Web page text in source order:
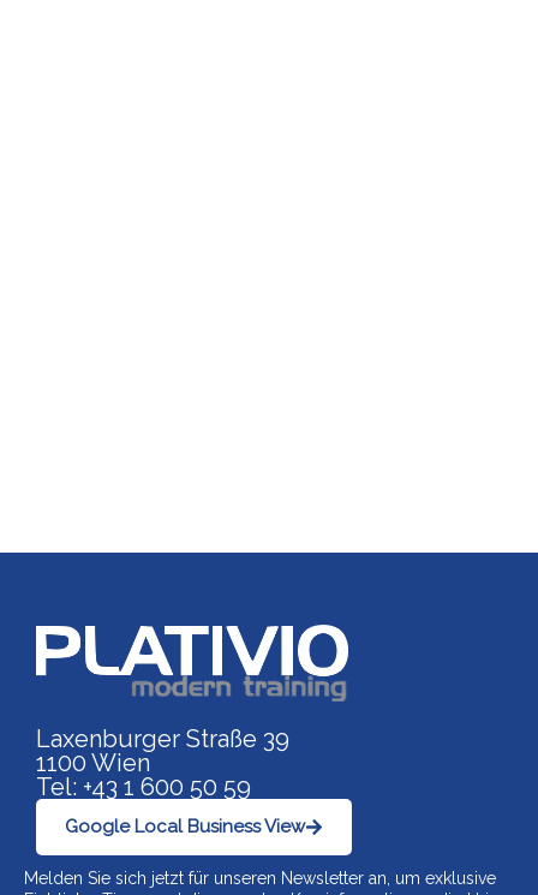
Link zu https://
Laxenburger Straße 39
1100 Wien
Tel: +43 1 600 50 59
Google Local Business View
Melden Sie sich jetzt für unseren Newsletter an, um exklusive